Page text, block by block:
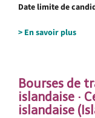
Date limite de
> En savoir plus
Bourses de
islandaise ·
islandaise